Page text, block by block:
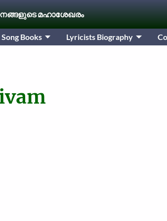
മഹാശേഖരം
Song Books Lyricists Biography